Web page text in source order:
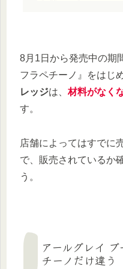
8月1日から発売中の期
フラペチーノ』をはじ
レッジは、材料がなく
す。
店舗によってはすでに
で、販売されているか
う。
アールグレイ
チーノだけ違う